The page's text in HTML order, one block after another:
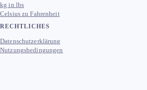
kg in lbs
Celsius zu Fahrenheit
RECHTLICHES
Datenschutzerklärung
Nutzungsbedingungen